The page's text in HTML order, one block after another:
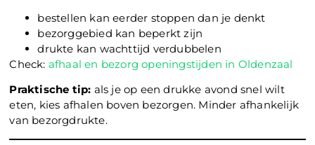
bestellen kan eerder stoppen dan je denkt
bezorggebied kan beperkt zijn
drukte kan wachttijd verdubbelen
Check: afhaal en bezorg openingstijden in Oldenzaal
Praktische tip: als je op een drukke avond snel wilt
eten, kies afhalen boven bezorgen. Minder afhankelijk
van bezorgdrukte.